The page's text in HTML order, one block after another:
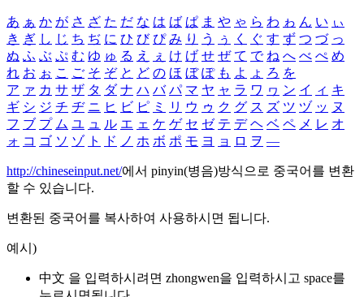
あ ぁ か が さ ざ た だ な は ば ぱ ま や ゃ ら わ ゎ ん い ぃ
き ぎ し じ ち ぢ に ひ び ぴ み り う ぅ く ぐ す ず つ づ っ
ぬ ふ ぶ ぷ む ゆ ゅ る え ぇ け げ せ ぜ て で ね へ べ ぺ め
れ お ぉ こ ご そ ぞ と ど の ほ ぼ ぽ も よ ょ ろ を
ア ァ カ サ ザ タ ダ ナ ハ バ パ マ ヤ ャ ラ ワ ヮ ン イ ィ キ
ギ シ ジ チ ヂ ニ ヒ ビ ピ ミ リ ウ ゥ ク グ ス ズ ツ ヅ ッ ヌ
フ ブ プ ム ユ ュ ル エ ェ ケ ゲ セ ゼ テ デ ヘ ベ ペ メ レ オ
ォ コ ゴ ソ ゾ ト ド ノ ホ ボ ポ モ ヨ ョ ロ ヲ ―
http://chineseinput.net/에서 pinyin(병음)방식으로 중국어를 변환
할 수 있습니다.
변환된 중국어를 복사하여 사용하시면 됩니다.
예시)
中文 을 입력하시려면 zhongwen을 입력하시고 space를